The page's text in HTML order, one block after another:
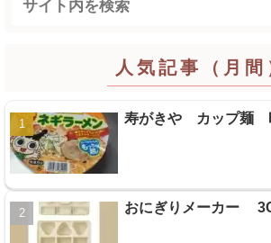
人気記事（月間
寿がきや カップ麺
おにぎりメーカー